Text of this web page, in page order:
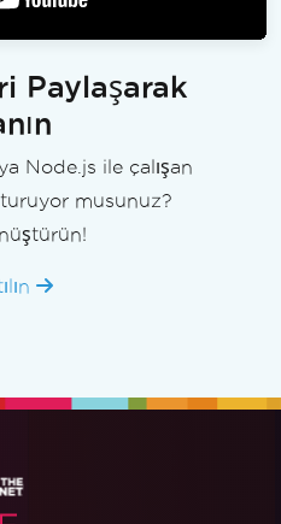
Paylaşarak
Node.js ile çalışan
musunuz?